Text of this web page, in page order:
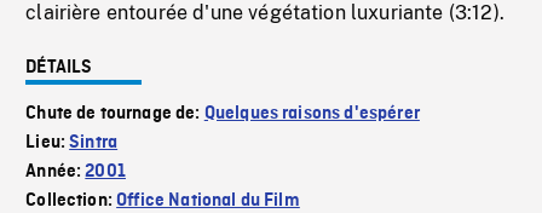
clairière entourée d'une végétation luxuriante (3:12).
DÉTAILS
Chute de tournage de: Quelques raisons d'espérer
Lieu:Sintra
Année:2001
Collection:Office National du Film